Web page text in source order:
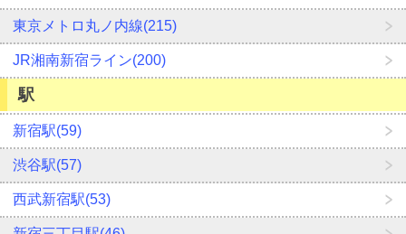
東京メトロ丸ノ内線(215)
JR湘南新宿ライン(200)
駅
新宿駅(59)
渋谷駅(57)
西武新宿駅(53)